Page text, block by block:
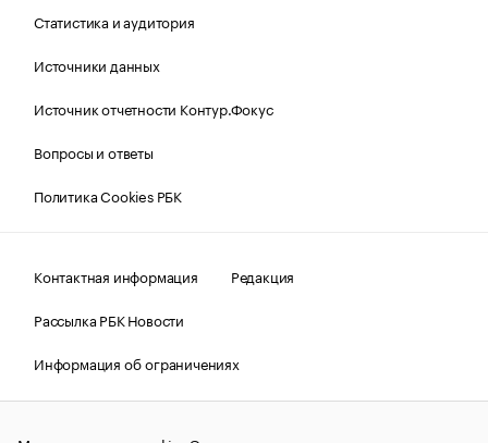
Статистика и аудитория
Источники данных
Источник отчетности Контур.Фокус
Вопросы и ответы
Политика Cookies РБК
Контактная информация
Редакция
Рассылка РБК Новости
Информация об ограничениях
Правовая информация
О соблюдении авторских прав